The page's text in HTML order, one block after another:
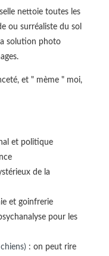
nettoie toutes les
ou surréaliste du sol
solution photo
et " mème " moi,
et politique
de la
et goinfrerie
pour les
: on peut rire